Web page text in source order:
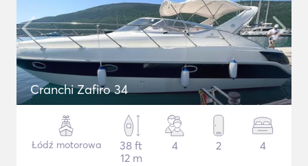
Cranchi Zafiro 34
Łódź motorowa
38 ft
12 m
4 2 4